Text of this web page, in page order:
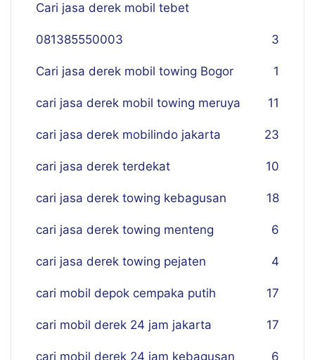
Cari jasa derek mobil tebet
081385550003 3
Cari jasa derek mobil towing Bogor 1
cari jasa derek mobil towing meruya 11
cari jasa derek mobilindo jakarta 23
cari jasa derek terdekat 10
cari jasa derek towing kebagusan 18
cari jasa derek towing menteng 6
cari jasa derek towing pejaten 4
cari mobil depok cempaka putih 17
cari mobil derek 24 jam jakarta 17
cari mobil derek 24 jam kebagusan 6